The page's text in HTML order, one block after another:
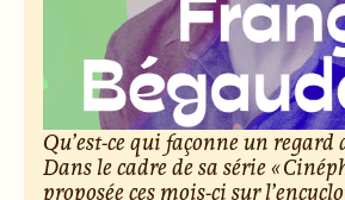
Qu’est-ce qui façonne un regard
Dans le cadre de sa série «
proposée ces mois-ci sur